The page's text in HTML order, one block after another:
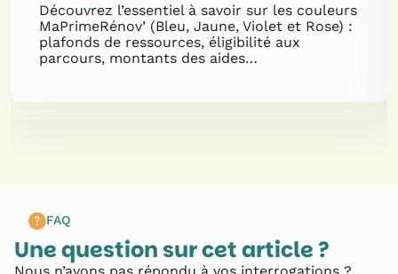
Découvrez l’essentiel à savoir sur les couleurs
MaPrimeRénov’ (Bleu, Jaune, Violet et Rose) :
plafonds de ressources, éligibilité aux
parcours, montants des aides…
FAQ
Une question sur cet article ?